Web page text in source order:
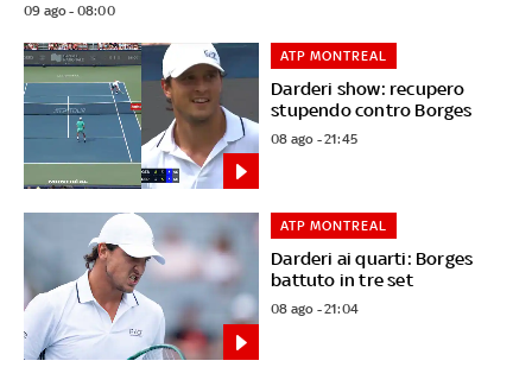
09 ago - 08:00
Darderi show: recupero
stupendo contro Borges
ATP MONTREAL
08 ago - 21:45
Darderi ai quarti: Borges
battuto in tre set
ATP MONTREAL
08 ago - 21:04